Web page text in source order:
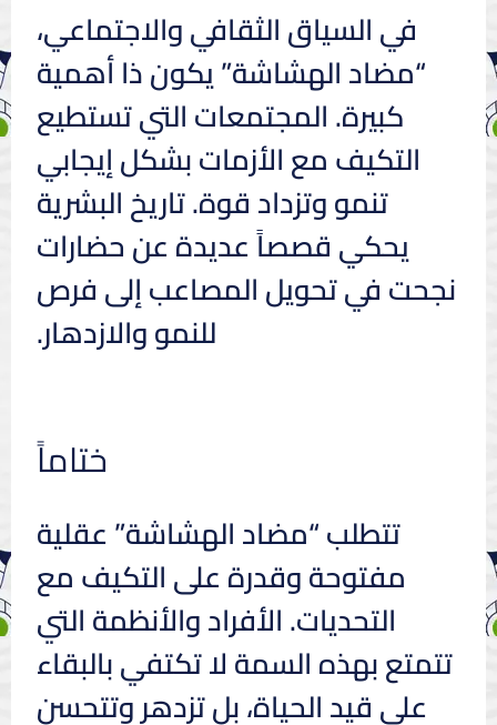
في السياق الثقافي والاجتماعي،
“مضاد الهشاشة” يكون ذا أهمية
كبيرة. المجتمعات التي تستطيع
التكيف مع الأزمات بشكل إيجابي
تنمو وتزداد قوة. تاريخ البشرية
يحكي قصصاً عديدة عن حضارات
نجحت في تحويل المصاعب إلى فرص
للنمو والازدهار.
ختاماً
تتطلب “مضاد الهشاشة” عقلية
مفتوحة وقدرة على التكيف مع
التحديات. الأفراد والأنظمة التي
تتمتع بهذه السمة لا تكتفي بالبقاء
على قيد الحياة، بل تزدهر وتتحسن